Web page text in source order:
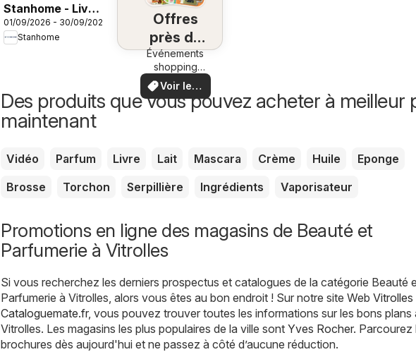
Stanhome - Livre
des pépites
Septembre 2026
01/09/2026 - 30/09/2026
Stanhome
Offres
près de
chez
vous
Événements
shopping
locaux et
offres
spéciales
Voir les
offres
Des produits que vous pouvez acheter à meilleur
maintenant
Vidéo Parfum Livre Lait Mascara Crème Huile
Eponge
Brosse
Torchon Serpillière Ingrédients Vaporisateur
Promotions en ligne des magasins de Beauté et
Parfumerie à Vitrolles
Si vous recherchez les derniers prospectus et catalogues de la catégorie Beauté
Parfumerie à Vitrolles, alors vous êtes au bon endroit ! Sur notre site Web
Cataloguemate.fr, vous pouvez trouver toutes les informations sur les bons plans
Vitrolles. Les magasins les plus populaires de la ville sont Yves Rocher. Parcourez
brochures dès aujourd'hui et ne passez à côté d’aucune réduction.